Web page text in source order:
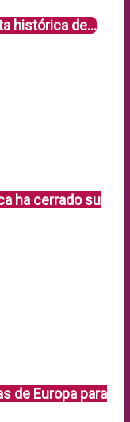
histórica de…
ha cerrado su
de Europa para